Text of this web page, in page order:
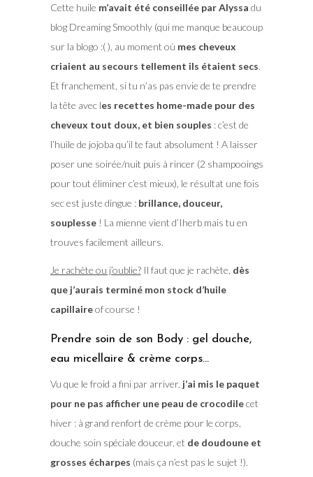
Cette huile m’avait été conseillée par Alyssa du
blog Dreaming Smoothly (qui me manque beaucoup
sur la blogo :( ), au moment où mes cheveux
criaient au secours tellement ils étaient secs.
Et franchement, si tu n’as pas envie de te prendre
la tête avec les recettes home-made pour des
cheveux tout doux, et bien souples : c’est de
l’huile de jojoba qu’il te faut absolument ! A laisser
poser une soirée/nuit puis à rincer (2 shampooings
pour tout éliminer c’est mieux), le résultat une fois
sec est juste dingue : brillance, douceur,
souplesse! La mienne vient d’Iherb mais tu en
trouves facilement ailleurs.
Je rachète ou j’oublie?Il faut que je rachète, dès
que j’aurais terminé mon stock d’huile
capillaireof course !
Prendre soin de son Body : gel douche,
eau micellaire & crème corps…
Vu que le froid a fini par arriver, j’ai mis le paquet
pour ne pas afficher une peau de crocodilecet
hiver : à grand renfort de crème pour le corps,
douche soin spéciale douceur, et de doudoune et
grosses écharpes (mais ça n’est pas le sujet !).